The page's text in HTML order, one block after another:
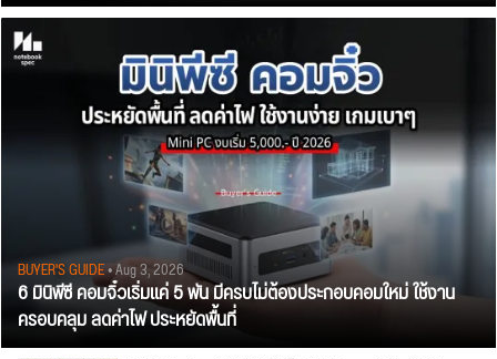
BUYER'S GUIDE• Aug 3, 2026
6 มินิพีซี คอมจิ๋วเริ่มแค่ 5 พัน มีครบไม่ต้องประกอบคอมใหม่ ใช้งาน
ครอบคลุม ลดค่าไฟ ประหยัดพื้นที่